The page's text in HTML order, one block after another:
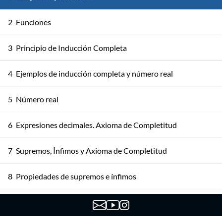
2 Funciones
3 Principio de Inducción Completa
4 Ejemplos de inducción completa y número real
5 Número real
6 Expresiones decimales. Axioma de Completitud
7 Supremos, Ínfimos y Axioma de Completitud
8 Propiedades de supremos e ínfimos
Propiedades de ínfimos y supremos. Más consecuencias
del axioma de completitud